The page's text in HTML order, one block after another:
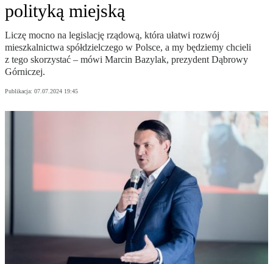
polityką miejską
Liczę mocno na legislację rządową, która ułatwi rozwój
mieszkalnictwa spółdzielczego w Polsce, a my będziemy chcieli
z tego skorzystać – mówi Marcin Bazylak, prezydent Dąbrowy
Górniczej.
Publikacja: 07.07.2024 19:45